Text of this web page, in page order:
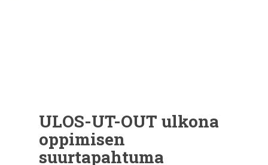
ULOS-UT-OUT ulkona
oppimisen
suurtapahtuma